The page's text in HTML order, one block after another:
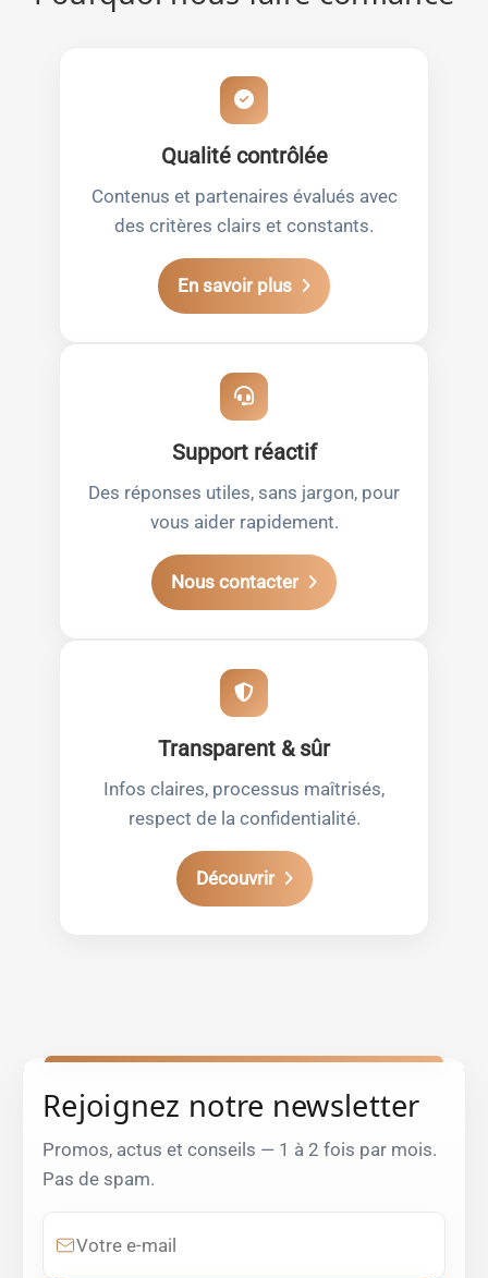
Qualité contrôlée
Contenus et partenaires évalués avec
des critères clairs et constants.
En savoir plus
Support réactif
Des réponses utiles, sans jargon, pour
vous aider rapidement.
Nous contacter
Transparent & sûr
Infos claires, processus maîtrisés,
respect de la confidentialité.
Découvrir
Rejoignez notre newsletter
Promos, actus et conseils — 1 à 2 fois par mois.
Pas de spam.